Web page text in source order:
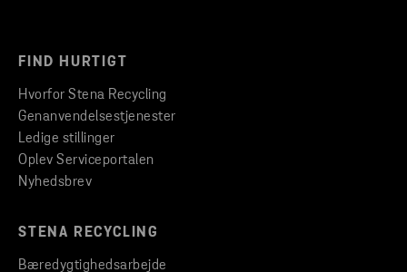
FIND HURTIGT
Hvorfor Stena Recycling
Genanvendelsestjenester
Ledige stillinger
Oplev Serviceportalen
Nyhedsbrev
STENA RECYCLING
Bæredygtighedsarbejde